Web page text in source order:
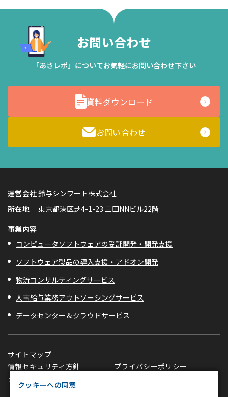
お問い合わせ
「あさレポ」についてお気軽にお問い合わせ下さい
資料ダウンロード
お問い合わせ
運営会社鈴与シンワート株式会社
所在地
東京都港区芝4-1-23 三田NNビル22階
事業内容
コンピュータソフトウェアの受託開発・開発支援
ソフトウェア製品の導入支援・アドオン開発
物流コンサルティングサービス
人事給与業務アウトソーシングサービス
データセンター＆クラウドサービス
サイトマップ
情報セキュリティ方針
プライバシーポリシー
クッキーポリシー
クッキーへの同意
プライバシー情報
プライバシー情報
お客様が当サイトを訪れると、ブラウザに情報が保存される、またはブラ
Cookie であり、対象となるのはサイト訪問者に関する情報、サイト訪問
者による設定、デバイス情報などです。これらの情報はサイトを正常に機
能させる目的を中心に使われます。個人を直接特定できる情報が保存され
ることは通常ありませんが、Web サイトのパーソナライズに使われるこ
一部の Cookie については有効化を拒否できるよう配慮しています。各カ
当サイトにおけるデフォルト設定を変更できます。ただし、一部の
Cookie を無効化した場合、サイトの利用やサービスの利用に影響が出る
不可欠な Cookie